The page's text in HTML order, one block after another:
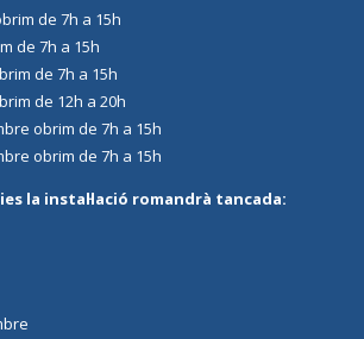
de 7h a 15h
de 7h a 15h
de 7h a 15h
de 12h a 20h
obrim de 7h a 15h
obrim de 7h a 15h
la instal·lació romandrà tancada: